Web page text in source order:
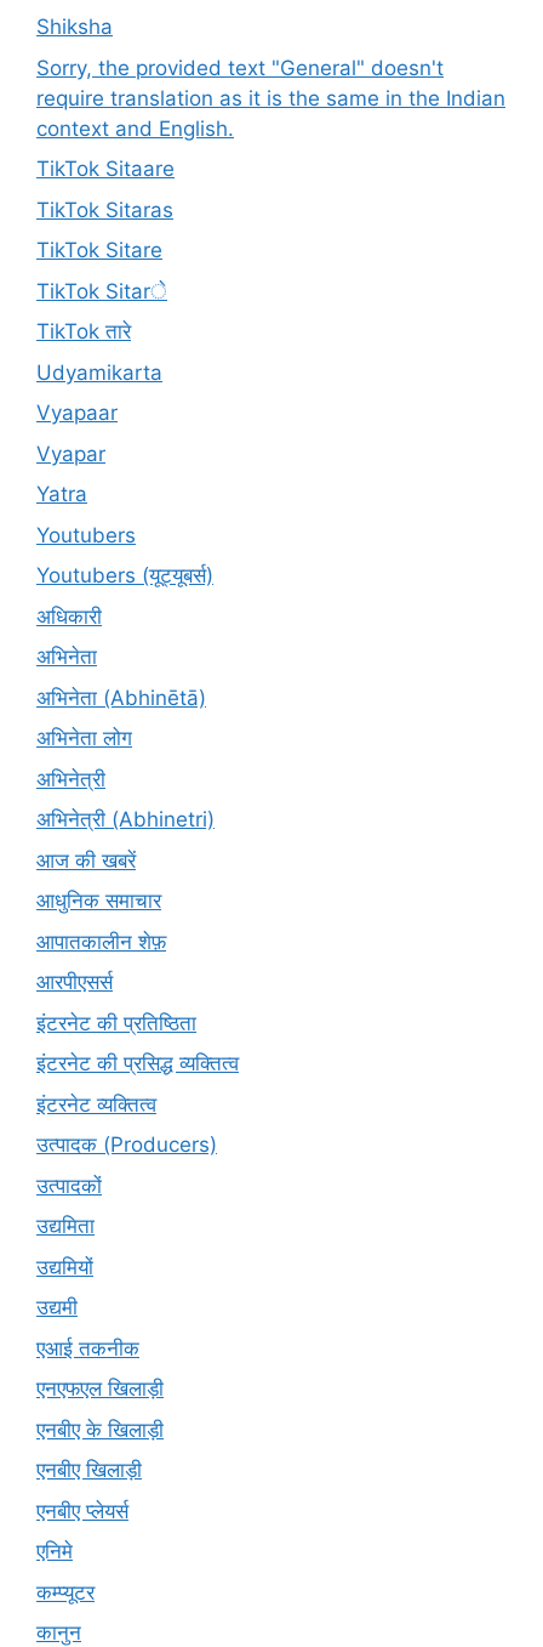
Shiksha
Sorry, the provided text "General" doesn't
require translation as it is the same in the Indian
context and English.
TikTok Sitaare
TikTok Sitaras
TikTok Sitare
TikTok Sitarे
TikTok तारे
Udyamikarta
Vyapaar
Vyapar
Yatra
Youtubers
Youtubers (यूट्यूबर्स)
अधिकारी
अभिनेता
अभिनेता (Abhinētā)
अभिनेता लोग
अभिनेत्री
अभिनेत्री (Abhinetri)
आज की खबरें
आधुनिक समाचार
आपातकालीन शेफ़
आरपीएसर्स
इंटरनेट की प्रतिष्ठिता
इंटरनेट की प्रसिद्ध व्यक्तित्व
इंटरनेट व्यक्तित्व
उत्पादक (Producers)
उत्पादकों
उद्यमिता
उद्यमियों
उद्यमी
एआई तकनीक
एनएफएल खिलाड़ी
एनबीए के खिलाड़ी
एनबीए खिलाड़ी
एनबीए प्लेयर्स
एनिमे
कम्प्यूटर
कानुन